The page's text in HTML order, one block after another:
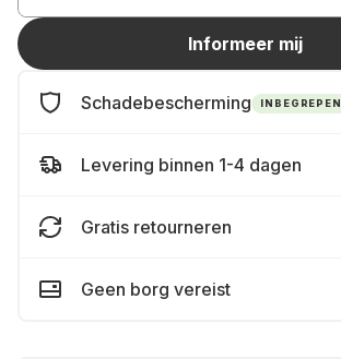
Informeer mij
Schadebescherming INBEGREPEN
Levering binnen 1-4 dagen
Gratis retourneren
Geen borg vereist